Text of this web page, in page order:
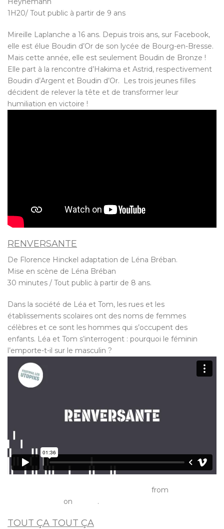
1H20/ Tout public à partir de 9 ans
Mireille Laplanche a 16 ans. Depuis trois ans, sur Facebook,
elle est élue Boudin d’Or de son lycée de Bourg-en-Bresse.
Mais cette année, elle est seulement Boudin de Bronze !
Elle part à la rencontre d’Hakima et Astrid, respectivement
Boudin d’Argent et Boudin d’Or. Les trois jeunes filles
décident de relever la tête et de transformer leur
humiliation en victoire !
RENVERSANTE
De Florence Hinckel adaptation de Léna Bréban.
Mise en scène de Léna Bréban
30 minutes / Tout public à partir de 8 ans.
Dans la société de Léa et Tom, les rues et les
établissements scolaires ont des noms de femmes
célèbres et ce sont les hommes qui s’occupent des
enfants. Léa et Tom s’interrogent : pourquoi le féminin
l’emporte-t-il sur le masculin ?
from
on .
TOUT ÇA TOUT ÇA